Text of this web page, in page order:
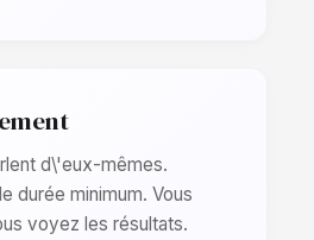
d\'eux-mêmes.
durée minimum. Vous
voyez les résultats.